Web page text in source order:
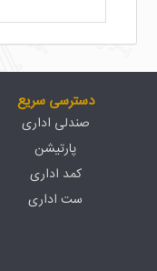
دسترسی سریع
صندلی اداری
پارتیشن
کمد اداری
ست اداری